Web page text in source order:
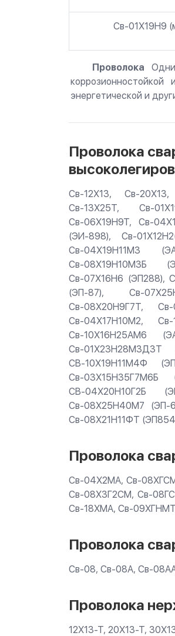
Св-01Х19Н9
Проволока
энергетической и
Проволока
Св-12Х13, Св-
Св-13Х25Т, Св-
Св-06Х19Н9Т, Св-
(ЭИ-898), Св-
Св-04Х19Н11М3
Св-08Х19Н10М3Б
Св-07Х16Н6 (ЭП288),
(ЭП-87), Св-
Св-08Х20Н9Г7Т,
Св-04Х17Н10М2,
Св-10Х16Н25АМ6
Св-01Х23Н28М3Д3Т
СВ-10Х19Н11М4Ф
Св-
СВ-04Х20Н10Г2Б
Св-08Х25Н40М7 (ЭП-
Св-08Х21Н11ФТ
Проволока
Св-04Х2МА, Св-
Св-08Х3Г2СМ, Св-
Св-18ХМА, Св-
Проволока
Св-08, Св-08А, Св-
Проволока
12Х13-Т, 20Х13-Т,